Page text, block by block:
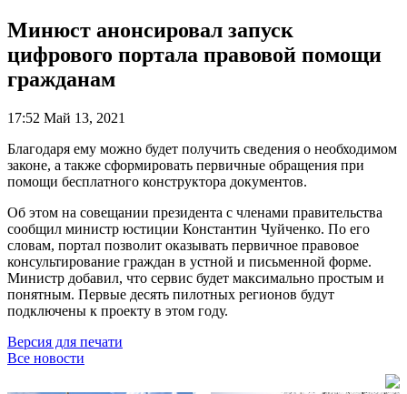
Минюст анонсировал запуск
цифрового портала правовой помощи
гражданам
17:52 Май 13, 2021
Благодаря ему можно будет получить сведения о необходимом
законе, а также сформировать первичные обращения при
помощи бесплатного конструктора документов.
Об этом на совещании президента с членами правительства
сообщил министр юстиции Константин Чуйченко. По его
словам, портал позволит оказывать первичное правовое
консультирование граждан в устной и письменной форме.
Министр добавил, что сервис будет максимально простым и
понятным. Первые десять пилотных регионов будут
подключены к проекту в этом году.
Версия для печати
Все новости